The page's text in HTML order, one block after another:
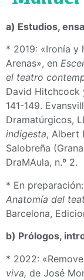
a) Estudios,
* 2019: «Ironía y
Arenas», en
el teatro
David Hitchcock
141-149.
Dramatúrgicos,
indigesta, Albert
Salobreña
DraMAula, n.º 2.
* En
Anatomía del
Barcelona,
b) Prólogos,
* 2022:
viva, de José